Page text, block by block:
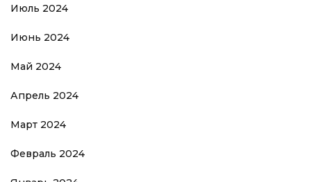
Июль 2024
Июнь 2024
Май 2024
Апрель 2024
Март 2024
Февраль 2024